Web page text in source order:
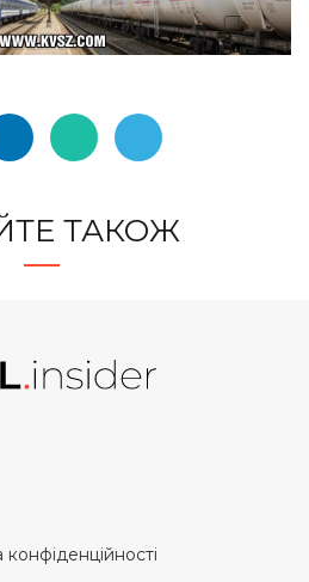
ТАКОЖ
конфіденційності